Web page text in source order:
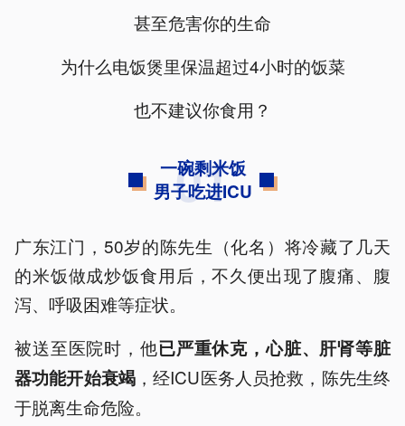
甚至危害你的生命
为什么电饭煲里保温超过4小时的饭菜
也不建议你食用？
01
一碗剩米饭
男子吃进ICU
广东江门，50岁的陈先生（化名）将冷藏了几天
的米饭做成炒饭食用后，不久便出现了腹痛、腹
泻、呼吸困难等症状。
被送至医院时，他已严重休克，心脏、肝肾等脏
器功能开始衰竭 ，经ICU医务人员抢救，陈先生终
于脱离生命危险。